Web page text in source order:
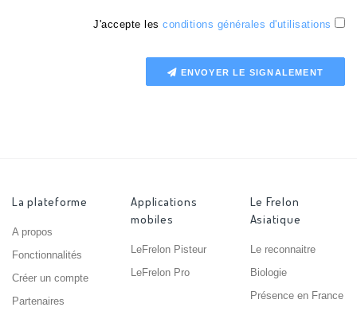
J'accepte les conditions générales d'utilisations
ENVOYER LE SIGNALEMENT
La plateforme
A propos
Fonctionnalités
Créer un compte
Partenaires
Applications
mobiles
LeFrelon Pisteur
LeFrelon Pro
Le Frelon
Asiatique
Le reconnaitre
Biologie
Présence en France